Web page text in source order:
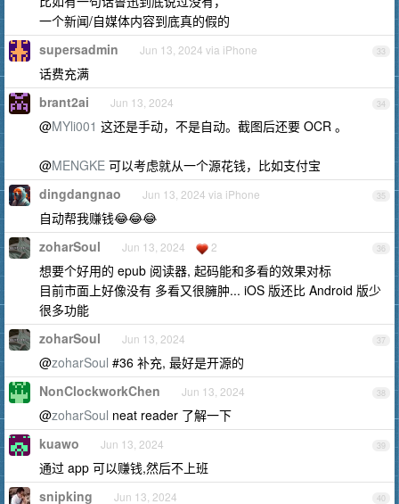
一个新闻/自媒体内容到底真的假的
33
supersadmin Jun 13, 2024 via iPhone
话费充满
34
brant2ai Jun 13, 2024
@MYli001 这还是手动，不是自动。截图后还要 OCR 。
@MENGKE 可以考虑就从一个源花钱，比如支付宝
35
dingdangnao Jun 13, 2024 via iPhone
自动帮我赚钱😂😂😂
36
zoharSoul Jun 13, 2024 2
想要个好用的 epub 阅读器, 起码能和多看的效果对标
目前市面上好像没有 多看又很臃肿... iOS 版还比 Android 版少
很多功能
37
zoharSoul Jun 13, 2024
@zoharSoul #36 补充, 最好是开源的
38
NonClockworkChen Jun 13, 2024
@zoharSoul neat reader 了解一下
39
kuawo Jun 13, 2024
通过 app 可以赚钱,然后不上班
40
snipking Jun 13, 2024